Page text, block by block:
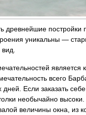
постройки
уникальны —
является
всего
Если заказать
необычайно
величины окна, из